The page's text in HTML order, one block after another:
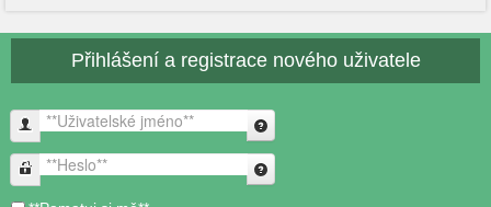
Přihlášení a registrace nového uživatele
**Uživatelské jméno**
**Heslo**